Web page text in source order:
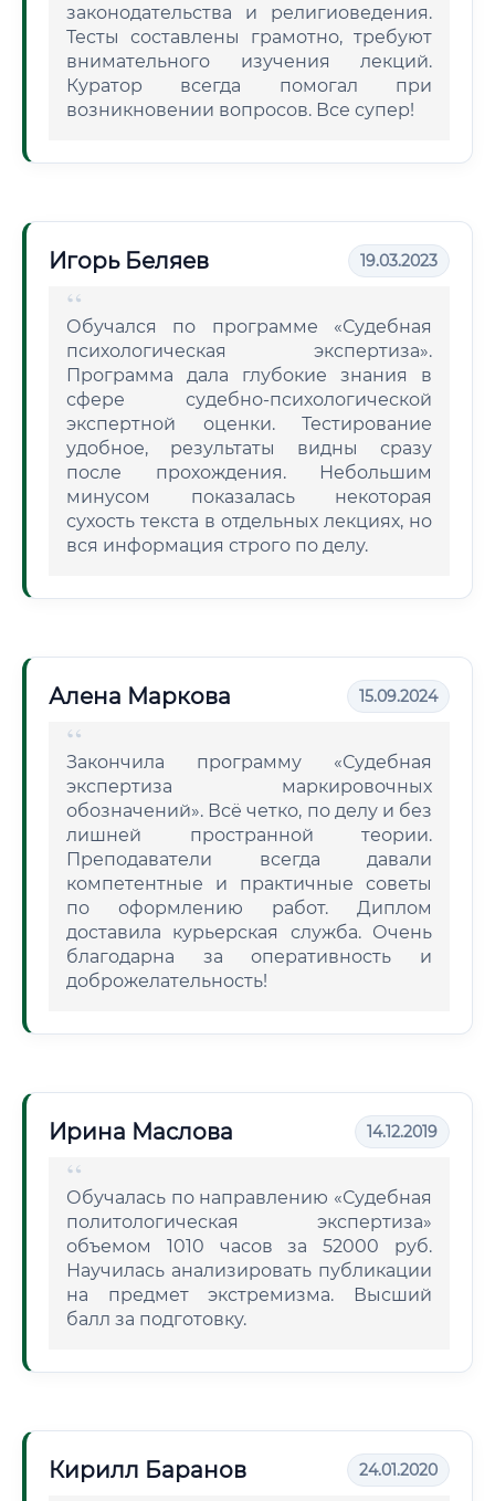
законодательства и религиоведения.
Тесты составлены грамотно, требуют
внимательного изучения лекций.
Куратор всегда помогал при
возникновении вопросов. Все супер!
Игорь Беляев 19.03.2023
Обучался по программе «Судебная
психологическая экспертиза».
Программа дала глубокие знания в
сфере судебно-психологической
экспертной оценки. Тестирование
удобное, результаты видны сразу
после прохождения. Небольшим
минусом показалась некоторая
сухость текста в отдельных лекциях, но
вся информация строго по делу.
Алена Маркова 15.09.2024
Закончила программу «Судебная
экспертиза маркировочных
обозначений». Всё четко, по делу и без
лишней пространной теории.
Преподаватели всегда давали
компетентные и практичные советы
по оформлению работ. Диплом
доставила курьерская служба. Очень
благодарна за оперативность и
доброжелательность!
Ирина Маслова 14.12.2019
Обучалась по направлению «Судебная
политологическая экспертиза»
объемом 1010 часов за 52000 руб.
Научилась анализировать публикации
на предмет экстремизма. Высший
балл за подготовку.
Кирилл Баранов 24.01.2020